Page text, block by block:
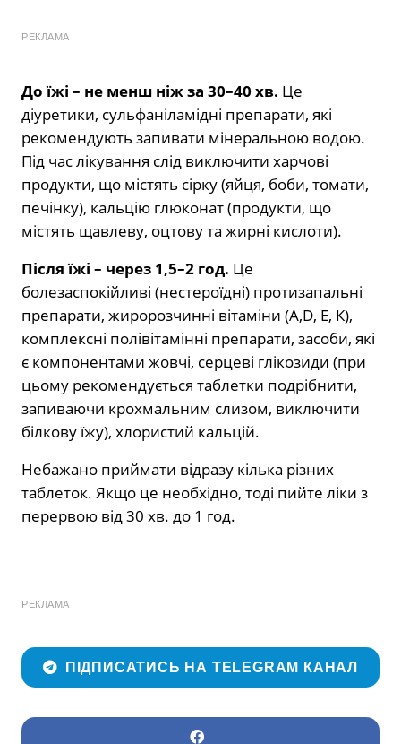
РЕКЛАМА
До їжі – не менш ніж за 30–40 хв. Це
діуретики, сульфаніламідні препарати, які
рекомендують запивати мінеральною водою.
Під час лікування слід виключити харчові
продукти, що містять сірку (яйця, боби, томати,
печінку), кальцію глюконат (продукти, що
містять щавлеву, оцтову та жирні кислоти).
Після їжі – через 1,5–2 год. Це
болезаспокійливі (нестероїдні) протизапальні
препарати, жиророзчинні вітаміни (А,D, Е, К),
комплексні полівітамінні препарати, засоби, які
є компонентами жовчі, серцеві глікозиди (при
цьому рекомендується таблетки подрібнити,
запиваючи крохмальним слизом, виключити
білкову їжу), хлористий кальцій.
Небажано приймати відразу кілька різних
таблеток. Якщо це необхідно, тоді пийте ліки з
перервою від 30 хв. до 1 год.
РЕКЛАМА
ПІДПИСАТИСЬ НА TELEGRAM КАНАЛ